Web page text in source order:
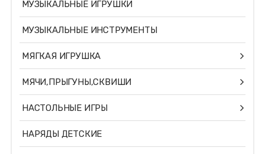
МУЗЫКАЛЬНЫЕ ИГРУШКИ
МУЗЫКАЛЬНЫЕ ИНСТРУМЕНТЫ
МЯГКАЯ ИГРУШКА
МЯЧИ,ПРЫГУНЫ,СКВИШИ
НАСТОЛЬНЫЕ ИГРЫ
НАРЯДЫ ДЕТСКИЕ